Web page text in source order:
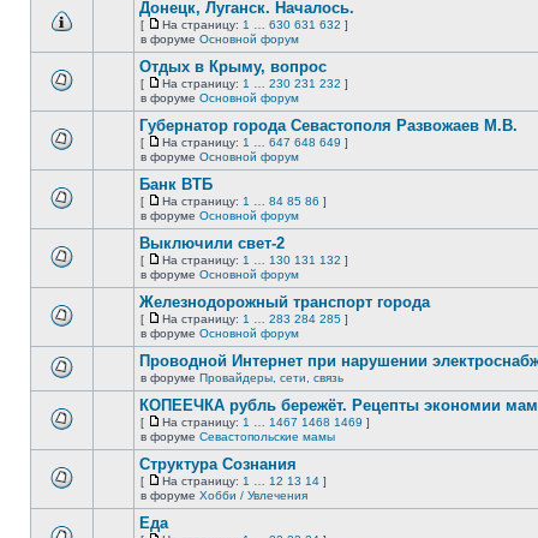
непрочитанных
сообщений.
этой
непрочитанных
сообщений.
Донецк, Луганск. Началось.
[
На
страницу
На страницу: 1 630 631 632 ]
в форуме Основной форум
этой
непрочитанных
сообщений.
Отдых в Крыму, вопрос
[
На
страницу
На страницу: 1 230 231 232 ]
в форуме Основной форум
этой
непрочитанных
сообщений.
Губернатор города Севастополя Развожаев М.В.
[
На
страницу
На страницу: 1 647 648 649 ]
в форуме Основной форум
этой
непрочитанных
сообщений.
Банк ВТБ
[
На
страницу
На страницу: 1 84 85 86 ]
в форуме Основной форум
этой
непрочитанных
сообщений.
Выключили свет-2
[
На
страницу
На страницу: 1 130 131 132 ]
в форуме Основной форум
этой
непрочитанных
сообщений.
Железнодорожный транспорт города
[
На
страницу
На страницу: 1 283 284 285 ]
в форуме Основной форум
непрочитанных
сообщений.
Проводной Интернет при нарушении
в форуме Провайдеры, сети, связь
этой
непрочитанных
сообщений.
КОПЕЕЧКА рубль бережёт. Рецепты экономии
[
На
страницу
На страницу: 1 1467 1468 1469 ]
в форуме Севастопольские мамы
этой
Структура Сознания
[
На
страницу
На страницу: 1 12 13 14 ]
в форуме Хобби / Увлечения
Еда